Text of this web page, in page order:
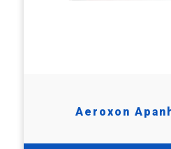
Aeroxon